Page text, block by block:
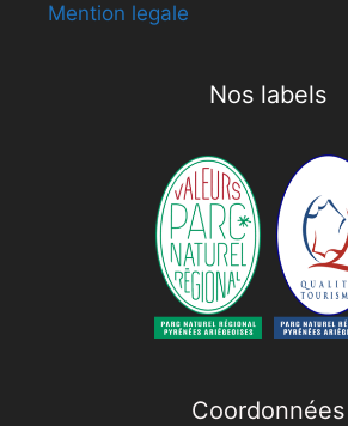
Mention legale
Nos labels
Coordonnées